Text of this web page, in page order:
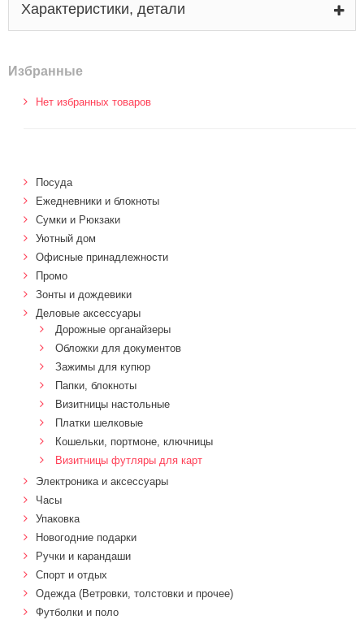
Характеристики, детали
Избранные
Нет избранных товаров
Посуда
Ежедневники и блокноты
Сумки и Рюкзаки
Уютный дом
Офисные принадлежности
Промо
Зонты и дождевики
Деловые аксессуары
Дорожные органайзеры
Обложки для документов
Зажимы для купюр
Папки, блокноты
Визитницы настольные
Платки шелковые
Кошельки, портмоне, ключницы
Визитницы футляры для карт
Электроника и аксессуары
Часы
Упаковка
Новогодние подарки
Ручки и карандаши
Спорт и отдых
Одежда (Ветровки, толстовки и прочее)
Футболки и поло